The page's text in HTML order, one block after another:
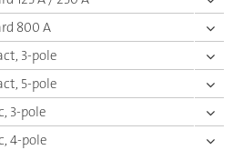
800 A
3-pole
5-pole
3-pole
4-pole